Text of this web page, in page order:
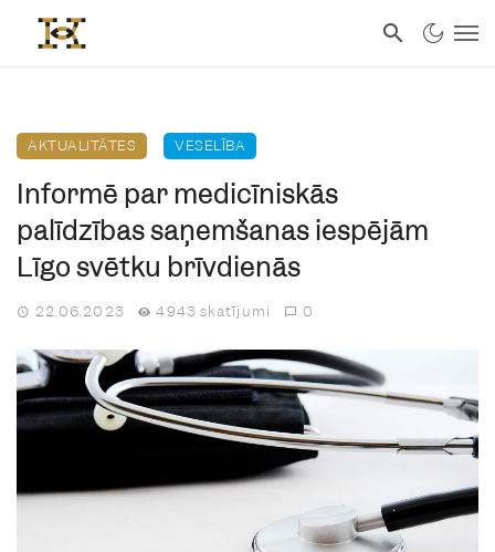
AKTUALITĀTES VESELĪBA
Informē par medicīniskās
palīdzības saņemšanas iespējām
Līgo svētku brīvdienās
22.06.2023 4943 skatījumi 0